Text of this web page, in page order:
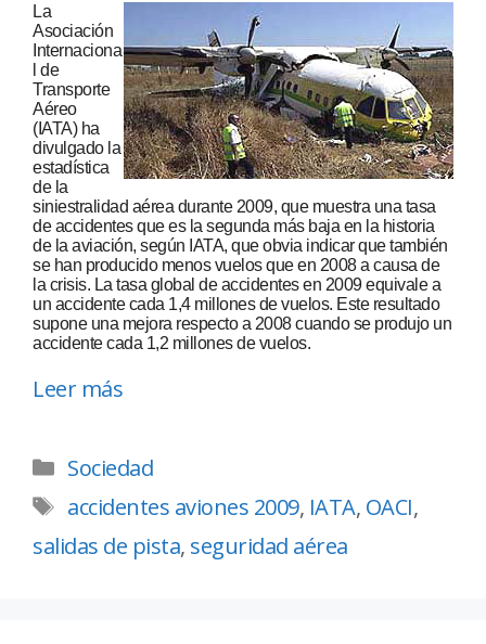
La
Asociación
Internaciona
l de
Transporte
Aéreo
(IATA) ha
divulgado la
estadística
de la
siniestralidad aérea durante 2009, que muestra una tasa
de accidentes que es la segunda más baja en la historia
de la aviación, según IATA, que obvia indicar que también
se han producido menos vuelos que en 2008 a causa de
la crisis. La tasa global de accidentes en 2009 equivale a
un accidente cada 1,4 millones de vuelos. Este resultado
supone una mejora respecto a 2008 cuando se produjo un
accidente cada 1,2 millones de vuelos.
Leer más
Sociedad
accidentes aviones 2009, IATA, OACI,
salidas de pista, seguridad aérea